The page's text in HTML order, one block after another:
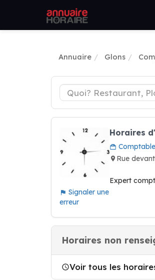
Annuaire Glons
Signaler une
erreur
Horaires
Comptable
Rue
Expert
Horaires non
Voir tous les